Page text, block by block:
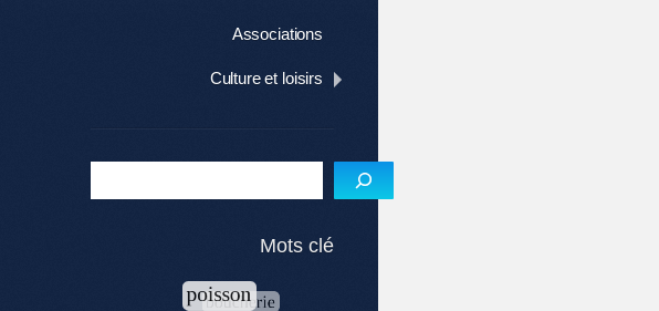
Associations
Culture et loisirs
Mots clé